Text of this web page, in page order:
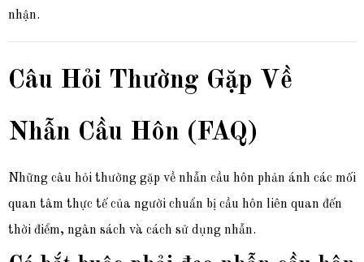
nhận.
Câu Hỏi Thường Gặp Về
Nhẫn Cầu Hôn (FAQ)
Những câu hỏi thường gặp về nhẫn cầu hôn phản ánh các mối
quan tâm thực tế của người chuẩn bị cầu hôn liên quan đến
thời điểm, ngân sách và cách sử dụng nhẫn.